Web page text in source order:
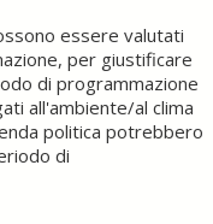
essere valutati
per giustificare
di programmazione
all'ambiente/al clima
politica potrebbero
di